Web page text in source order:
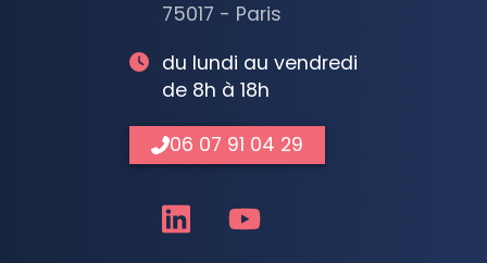
75017 - Paris
du lundi au vendredi
de 8h à 18h
06 07 91 04 29